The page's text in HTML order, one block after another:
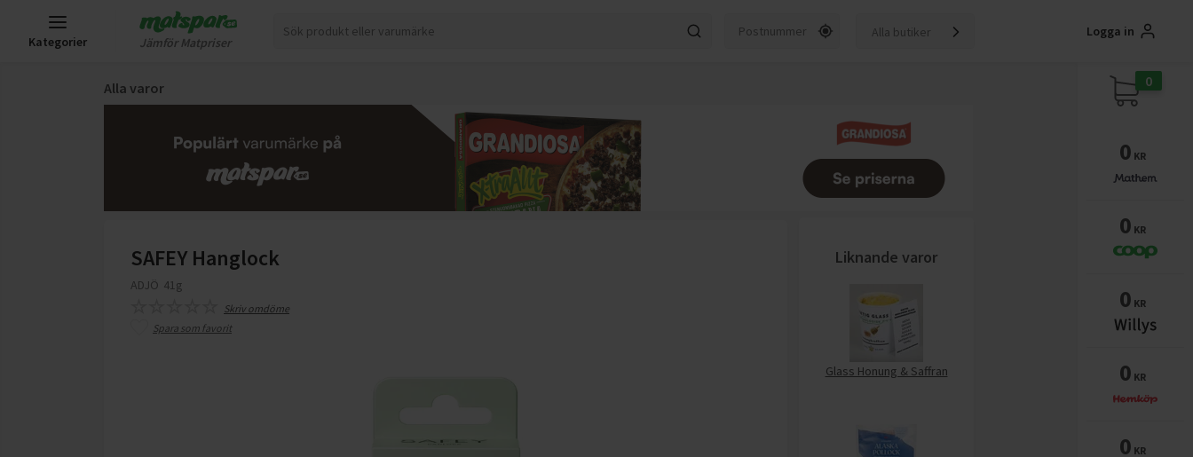
Kategorier Jämför Matpriser
Alla butiker Logga in
Alla varor
SAFEY Hanglock
ADJÖ 41g
Skriv omdöme
Spara som favorit
Liknande varor
Glass Honung & Saffran
0
0 KR
0 KR
0 KR
0 KR
0 KR